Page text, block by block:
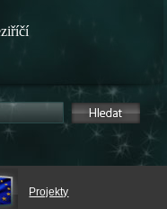
Projekty